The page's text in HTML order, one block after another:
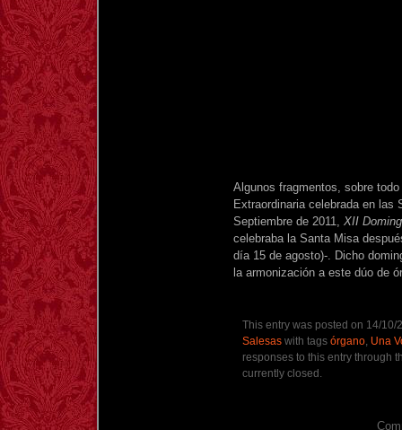
Algunos fragmentos, sobre
Extraordinaria celebrada en
Septiembre de 2011, XII
celebraba la Santa Misa
día 15 de agosto)-. Dicho
la armonización a este dúo de
This entry was posted on 14/
Salesas with tags órgano, Una
responses to this entry through
currently closed.